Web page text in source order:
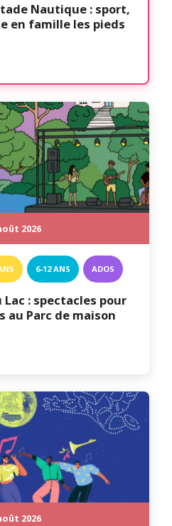
Nautique : sport,
en famille les pieds
2026
6-12 ANS ADOS
: spectacles pour
Parc de maison
2026